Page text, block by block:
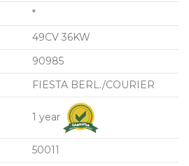
*
49CV 36KW
90985
FIESTA BERL./COURIER
1 year
50011